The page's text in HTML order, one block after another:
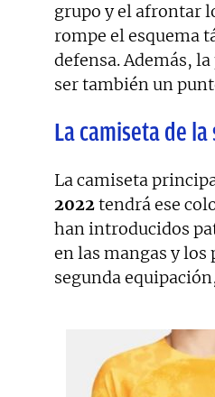
grupo y el afrontar
rompe el esquema
defensa. Además,
ser también un
La camiseta de
La camiseta
2022tendrá ese
han introducidos
en las mangas y los
segunda